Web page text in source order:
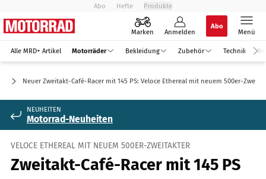
Abo Hefte Produkte
Marken Anmelden
Abo
Menü
Alle MRD+ Artikel Motorräder Bekleidung Zubehör Technik
Neuer Zweitakt-Café-Racer mit 145 PS: Veloce Ethereal mit neuem 500er-
NEUHEITEN
Motorrad-Neuheiten
VELOCE ETHEREAL MIT NEUEM 500ER-ZWEITAKTER
Zweitakt-Café-Racer mit 145 PS